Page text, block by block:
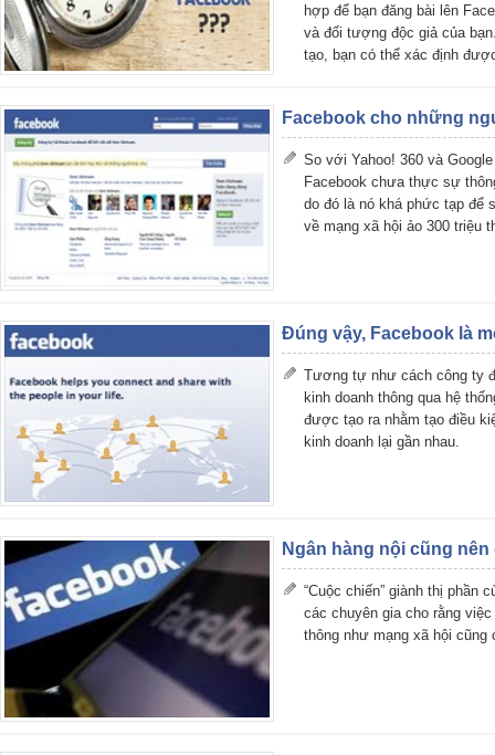
hợp để bạn đăng bài lên
và đối tượng độc giả của
tạo, bạn có thể xác định
Facebook cho những
So với Yahoo! 360 và
Facebook chưa thực sự
do đó là nó khá phức tạp để
về mạng xã hội ảo 300 triệu
Đúng vậy, Facebook là
Tương tự như cách công ty
kinh doanh thông qua hệ
được tạo ra nhằm tạo điều
kinh doanh lại gần nhau.
Ngân hàng nội cũng
“Cuộc chiến” giành thị phần
các chuyên gia cho rằng
thông như mạng xã hội cũng